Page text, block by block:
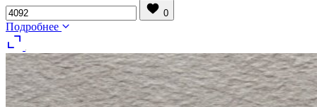
0
Подробнее